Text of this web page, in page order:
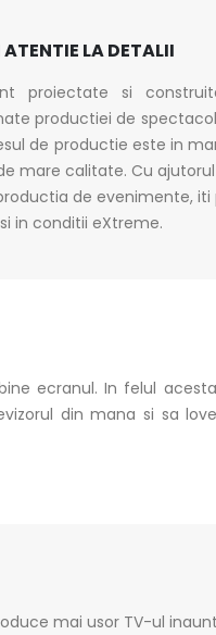
LA DETALII
proiectate si
productiei de
de productie este in
mare calitate. Cu
de evenimente,
in conditii eXtreme.
ecranul. In felul
din mana si sa
mai usor TV-ul